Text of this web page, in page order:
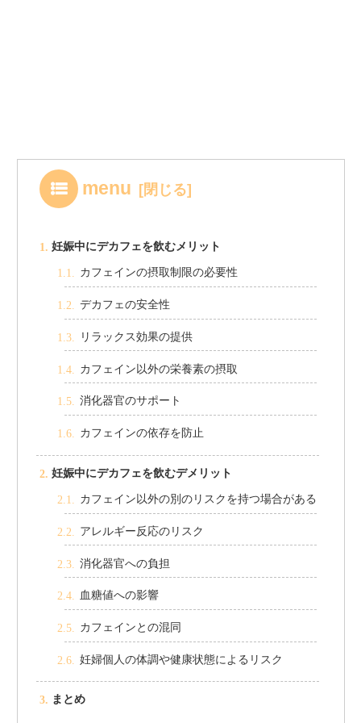
menu
妊娠中にデカフェを飲むメリット
カフェインの摂取制限の必要性
デカフェの安全性
リラックス効果の提供
カフェイン以外の栄養素の摂取
消化器官のサポート
カフェインの依存を防止
妊娠中にデカフェを飲むデメリット
カフェイン以外の別のリスクを持つ場合がある
アレルギー反応のリスク
消化器官への負担
血糖値への影響
カフェインとの混同
妊婦個人の体調や健康状態によるリスク
まとめ